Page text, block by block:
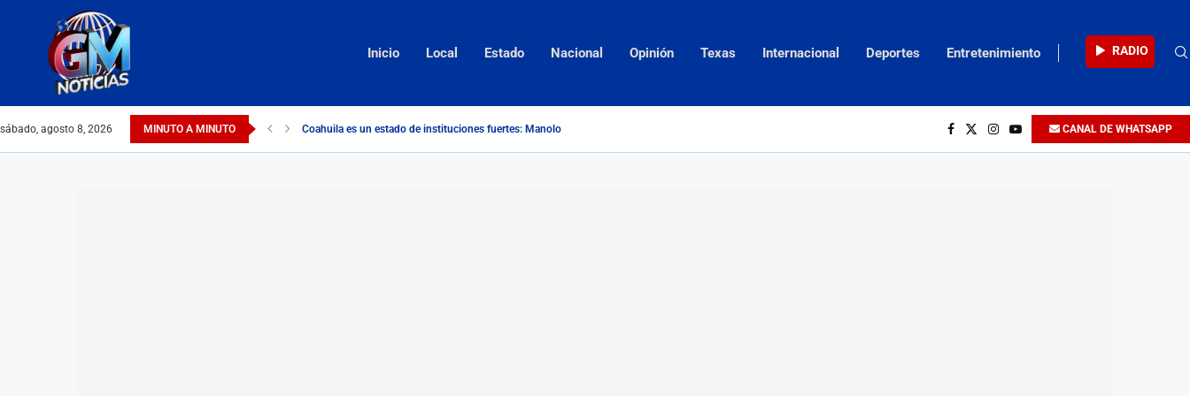
Inicio Local Estado Nacional Opinión Texas Internacional Deportes Entretenimiento RADIO
sábado, agosto 8, 2026 MINUTO A MINUTO Coahuila es un estado de instituciones fuertes: Manolo CANAL DE WHATSAPP